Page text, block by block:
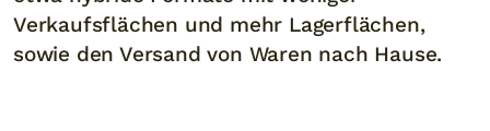
Verkaufsflächen und mehr Lagerflächen,
sowie den Versand von Waren nach Hause.